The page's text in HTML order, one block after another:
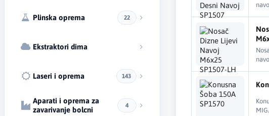
Plinska oprema 22
Ekstraktori dima
Laseri i oprema 143
Aparati i oprema za
zavarivanje bolcni
4